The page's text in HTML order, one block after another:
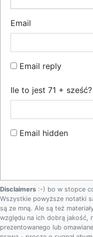
Email
Email reply
Ile to jest 71 + sześć?
Email hidden
Disclaimers :-) bo w stopce
Wszystkie powyższe notatki
są ze mną. Ale są też
względu na ich dobrą jakość,
prezentowanego lub